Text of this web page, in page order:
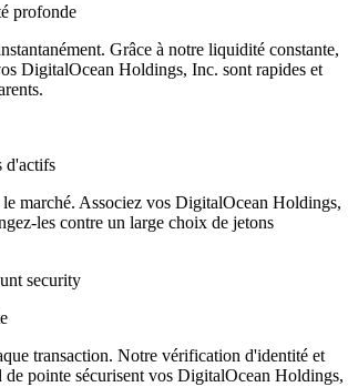
profonde
Grâce à notre liquidité constante,
DigitalOcean Holdings, Inc. sont rapides et
d'actifs
marché. Associez vos DigitalOcean Holdings,
les contre un large choix de jetons
transaction. Notre vérification d'identité et
de pointe sécurisent vos DigitalOcean Holdings,